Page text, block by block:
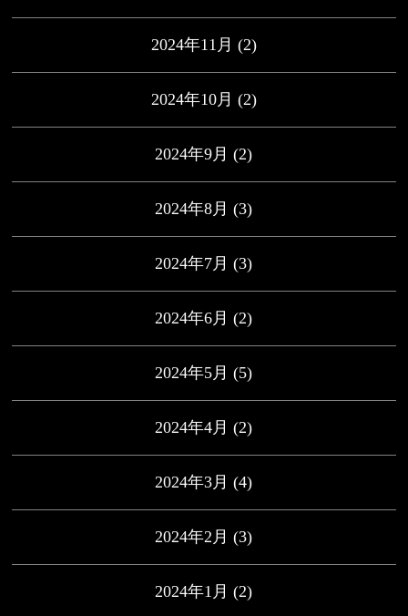
2024年11月 (2)
2024年10月 (2)
2024年9月 (2)
2024年8月 (3)
2024年7月 (3)
2024年6月 (2)
2024年5月 (5)
2024年4月 (2)
2024年3月 (4)
2024年2月 (3)
2024年1月 (2)